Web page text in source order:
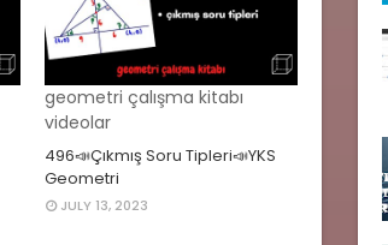
geometri çalışma kitabı
videolar
496📣Çıkmış Soru Tipleri📣YKS
Geometri
JULY 13, 2023